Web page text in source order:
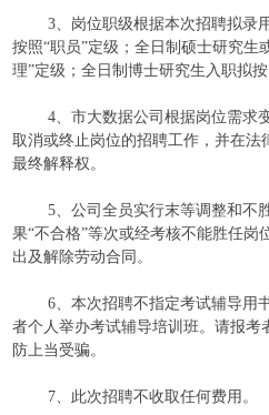
3、岗位职级根据本次招聘拟录
按照“职员”定级；全日制硕士研究生
理”定级；全日制博士研究生入职拟按
4、市大数据公司根据岗位需求
取消或终止岗位的招聘工作，并在法
最终解释权。
5、公司全员实行末等调整和不
果“不合格”等次或经考核不能胜任岗
出及解除劳动合同。
6、本次招聘不指定考试辅导用
者个人举办考试辅导培训班。请报考
防上当受骗。
7、此次招聘不收取任何费用。